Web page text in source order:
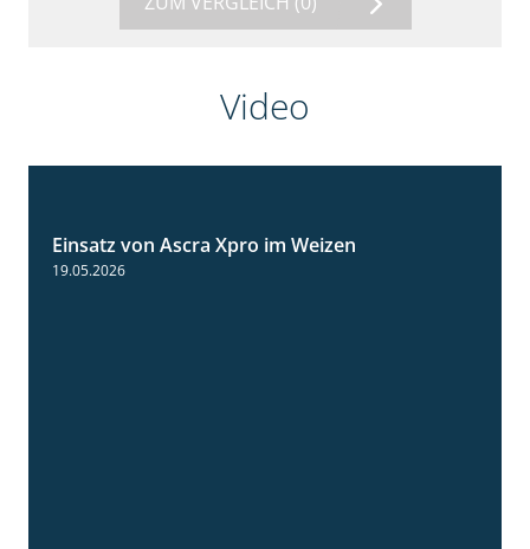
Video
Einsatz von Ascra Xpro im Weizen
19.05.2026